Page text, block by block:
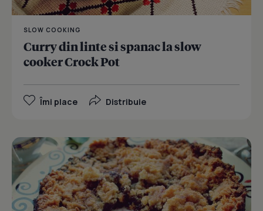
SLOW COOKING
Curry din linte si spanac la slow
cooker Crock Pot
Îmi place Distribuie